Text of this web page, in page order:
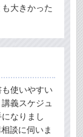
大きかった
使いやすい
義スケジュ
なりまし
談に伺いま